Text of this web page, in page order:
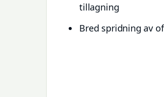
tillagning
Bred spridning av